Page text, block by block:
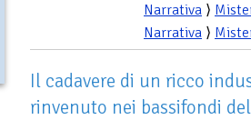
Narrativa ⟩
Narrativa ⟩
Il cadavere di un ricco
rinvenuto nei bassifondi